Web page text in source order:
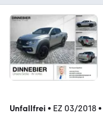
Unfallfrei • EZ 03/2018•